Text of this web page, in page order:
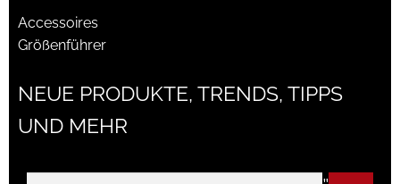
Accessoires
Größenführer
NEUE PRODUKTE, TRENDS, TIPPS
UND MEHR